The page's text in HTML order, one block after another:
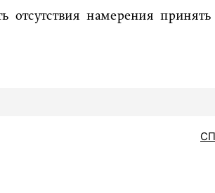
отсутствия намерения принять